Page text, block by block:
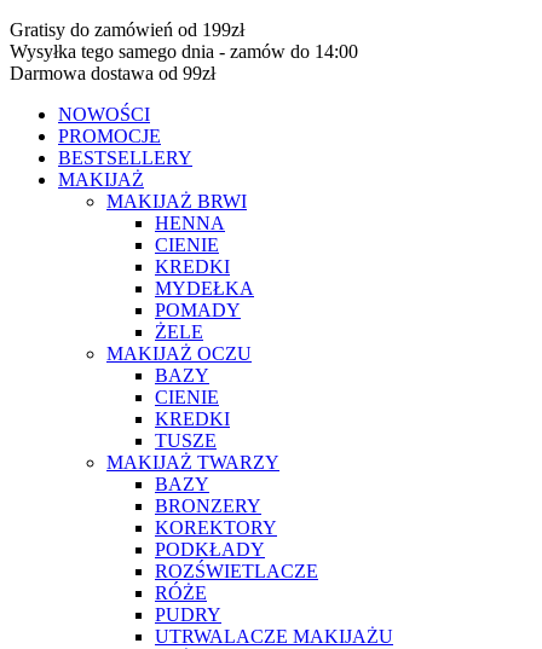
Gratisy do zamówień od 199zł
Wysyłka tego samego dnia - zamów do 14:00
Darmowa dostawa od 99zł
NOWOŚCI
PROMOCJE
BESTSELLERY
MAKIJAŻ
MAKIJAŻ BRWI
HENNA
CIENIE
KREDKI
MYDEŁKA
POMADY
ŻELE
MAKIJAŻ OCZU
BAZY
CIENIE
KREDKI
TUSZE
MAKIJAŻ TWARZY
BAZY
BRONZERY
KOREKTORY
PODKŁADY
ROZŚWIETLACZE
RÓŻE
PUDRY
UTRWALACZE MAKIJAŻU